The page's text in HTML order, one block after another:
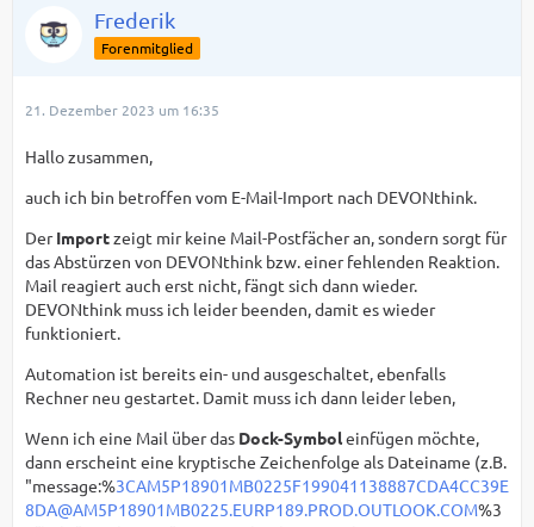
Frederik
Forenmitglied
21. Dezember 2023 um 16:35
Hallo zusammen,
auch ich bin betroffen vom E-Mail-Import nach DEVONthink.
DerImportzeigt mir keine Mail-Postfächer an, sondern sorgt für
das Abstürzen von DEVONthink bzw. einer fehlenden Reaktion.
Mail reagiert auch erst nicht, fängt sich dann wieder.
DEVONthink muss ich leider beenden, damit es wieder
funktioniert.
Automation ist bereits ein- und ausgeschaltet, ebenfalls
Rechner neu gestartet. Damit muss ich dann leider leben,
Wenn ich eine Mail über das Dock-Symboleinfügen möchte,
dann erscheint eine kryptische Zeichenfolge als Dateiname (z.B.
"message:%3CAM5P18901MB0225F199041138887CDA4CC39E
8DA@AM5P18901MB0225.EURP189.PROD.OUTLOOK.COM%3